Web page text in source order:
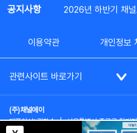
공지사항 2026년 하반기 채
이용약관 개인정보
관련사이트 바로가기
(주)채널에이
대표이사: 김차수 | 서울특별시 종로구 청계